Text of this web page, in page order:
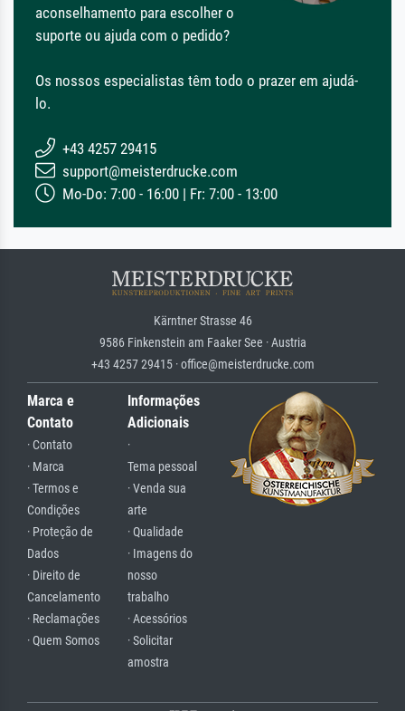
aconselhamento para escolher o
suporte ou ajuda com o pedido?
Os nossos especialistas têm todo o prazer em ajudá-
lo.
+43 4257 29415
support@meisterdrucke.com
Mo-Do: 7:00 - 16:00 | Fr: 7:00 - 13:00
Kärntner Strasse 46
9586 Finkenstein am Faaker See · Austria
+43 4257 29415 · office@meisterdrucke.com
Marca e
Contato
· Contato
· Marca
· Termos e
Condições
· Proteção de
Dados
· Direito de
Cancelamento
· Reclamações
· Quem Somos
Informações
Adicionais
·
Tema pessoal
· Venda sua
arte
· Qualidade
· Imagens do
nosso
trabalho
· Acessórios
· Solicitar
amostra